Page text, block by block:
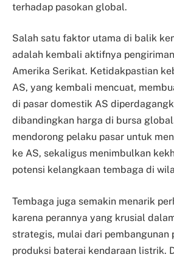
terhadap pasokan global.
Salah satu faktor utama di balik
adalah kembali aktifnya
Amerika Serikat. Ketidakpastian
AS, yang kembali mencuat,
di pasar domestik AS
dibandingkan harga di bursa
mendorong pelaku pasar untuk
ke AS, sekaligus menimbulkan
potensi kelangkaan tembaga di
Tembaga juga semakin menarik
karena perannya yang krusial
strategis, mulai dari pembangunan
produksi baterai kendaraan listrik.